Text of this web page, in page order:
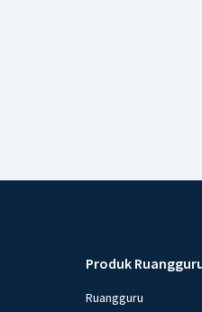
Produk
Ruangguru